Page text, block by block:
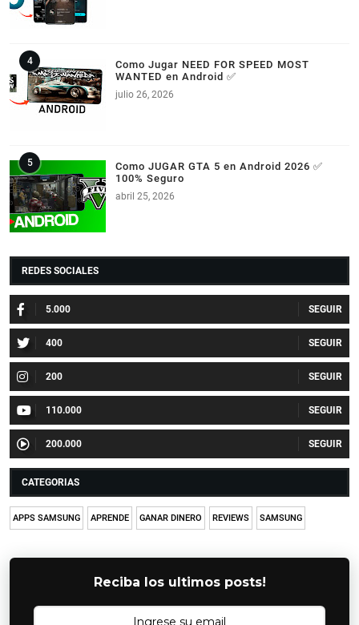
Como Jugar NEED FOR SPEED MOST
WANTED en Android ✅
julio 26, 2026
Como JUGAR GTA 5 en Android 2026 ✅
100% Seguro
abril 25, 2026
REDES SOCIALES
5.000
400
200
110.000
200.000
CATEGORIAS
APPS SAMSUNG APRENDE GANAR DINERO REVIEWS SAMSUNG
Reciba los ultimos posts!